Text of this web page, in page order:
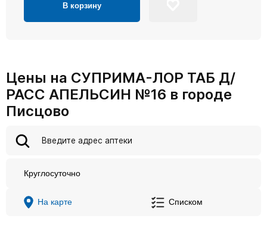
В корзину
Цены на СУПРИМА-ЛОР ТАБ Д/
РАСС АПЕЛЬСИН №16 в городе
Писцово
Круглосуточно
На карте Списком